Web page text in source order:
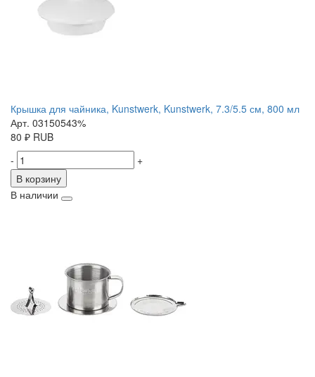
Крышка для чайника, Kunstwerk, Kunstwerk, 7.3/5.5 см, 800 мл
Арт. 03150543%
80 ₽ RUB
-
+
В корзину
В наличии